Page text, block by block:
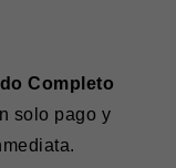
Completo
solo pago y